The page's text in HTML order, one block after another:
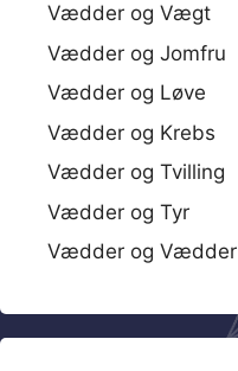
Vædder og Vægt
Vædder og Jomfru
Vædder og Løve
Vædder og Krebs
Vædder og Tvilling
Vædder og Tyr
Vædder og Vædder